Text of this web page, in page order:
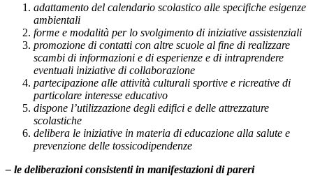
adattamento del calendario scolastico alle specifiche esigenze
ambientali
forme e modalità per lo svolgimento di iniziative assistenziali
promozione di contatti con altre scuole al fine di realizzare
scambi di informazioni e di esperienze e di intraprendere
eventuali iniziative di collaborazione
partecipazione alle attività culturali sportive e ricreative di
particolare interesse educativo
dispone l’utilizzazione degli edifici e delle attrezzature
scolastiche
delibera le iniziative in materia di educazione alla salute e
prevenzione delle tossicodipendenze
– le deliberazioni consistenti in manifestazioni di pareri